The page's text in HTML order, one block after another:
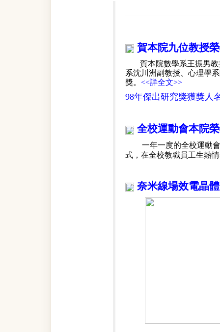
賀本院九位教授
賀本院數學系王振男
系沈川洲副教授、心理學
獎。 <<詳全文>>
98年傑出研究獎獲獎人
全校運動會本院
一年一度的全校運動
式，在全校教職員工生熱
奈米線場效電晶